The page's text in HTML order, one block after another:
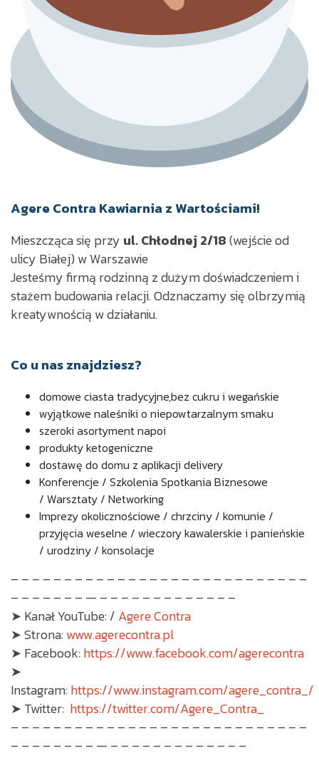
Agere Contra Kawiarnia z Wartościami!
Mieszcząca się przy ul. Chłodnej 2/18(wejście od
ulicy Białej) w Warszawie
Jesteśmy firmą rodzinną z dużym doświadczeniem i
stażem budowania relacji.Odznaczamy się olbrzymią
kreatywnością w działaniu.
Co u nas znajdziesz?
domowe ciasta tradycyjne,bez cukru i wegańskie
wyjątkowe naleśniki o niepowtarzalnym smaku
szeroki asortyment napoi
produkty ketogeniczne
dostawę do domu z aplikacji delivery
Konferencje / Szkolenia Spotkania Biznesowe
/ Warsztaty / Networking
Imprezy okolicznościowe / chrzciny / komunie /
przyjęcia weselne / wieczory kawalerskie i panieńskie
/ urodziny / konsolacje
– – – – – – – – – – – – – – – – – – – – – – – – – – – –
– – – – – – – — – – – – – – – – – – – – –
➤ Kanał YouTube: / Agere Contra
➤ Strona:www.agerecontra.pl
➤ Facebook:https://www.facebook.com/agerecontra
➤
Instagram:https://www.instagram.com/agere_contra_/
➤ Twitter: https://twitter.com/Agere_Contra_
– – – – – – – – – – – – – – – – – – – – – – – – – – – –
– – – – – – – – — – – – – – – – – – – – – –